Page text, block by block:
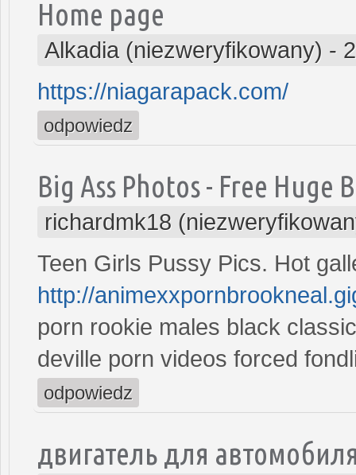
Home page
Alkadia (niezweryfikowany) -
https://niagarapack.com/
odpowiedz
Big Ass Photos - Free Huge
richardmk18
Teen Girls Pussy Pics. Hot
http://
porn rookie males black
deville porn videos forced
odpowiedz
двигатель для